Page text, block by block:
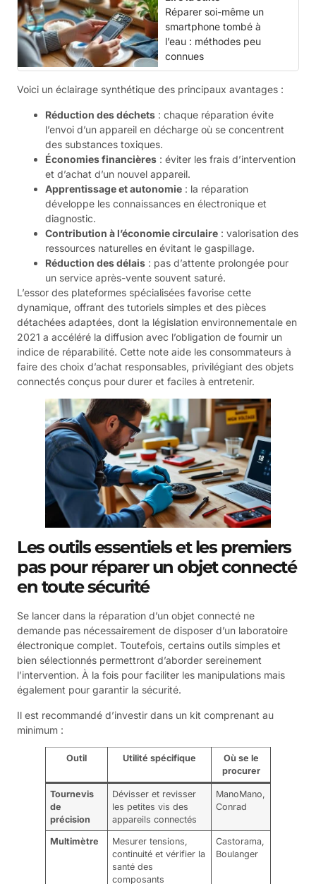
Réparer soi-même un
smartphone tombé à
l’eau : méthodes peu
connues
Voici un éclairage synthétique des principaux avantages :
Réduction des déchets : chaque réparation évite
l’envoi d’un appareil en décharge où se concentrent
des substances toxiques.
Économies financières : éviter les frais d’intervention
et d’achat d’un nouvel appareil.
Apprentissage et autonomie : la réparation
développe les connaissances en électronique et
diagnostic.
Contribution à l’économie circulaire : valorisation des
ressources naturelles en évitant le gaspillage.
Réduction des délais : pas d’attente prolongée pour
un service après-vente souvent saturé.
L’essor des plateformes spécialisées favorise cette
dynamique, offrant des tutoriels simples et des pièces
détachées adaptées, dont la législation environnementale en
2021 a accéléré la diffusion avec l’obligation de fournir un
indice de réparabilité. Cette note aide les consommateurs à
faire des choix d’achat responsables, privilégiant des objets
connectés conçus pour durer et faciles à entretenir.
Les outils essentiels et les premiers
pas pour réparer un objet connecté
en toute sécurité
Se lancer dans la réparation d’un objet connecté ne
demande pas nécessairement de disposer d’un laboratoire
électronique complet. Toutefois, certains outils simples et
bien sélectionnés permettront d’aborder sereinement
l’intervention. À la fois pour faciliter les manipulations mais
également pour garantir la sécurité.
Il est recommandé d’investir dans un kit comprenant au
minimum :
Outil Utilité spécifique
Où se le
procurer
Tournevis
de
précision
Dévisser et revisser
les petites vis des
appareils connectés
ManoMano,
Conrad
Multimètre
Mesurer tensions,
continuité et vérifier la
santé des
composants
Castorama,
Boulanger